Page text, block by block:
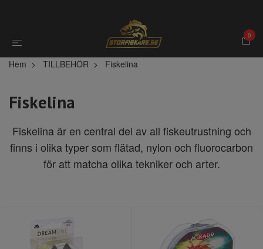
0
Hem TILLBEHÖR Fiskelina
Fiskelina
Fiskelina är en central del av all fiskeutrustning och
finns i olika typer som flätad, nylon och fluorocarbon
för att matcha olika tekniker och arter.